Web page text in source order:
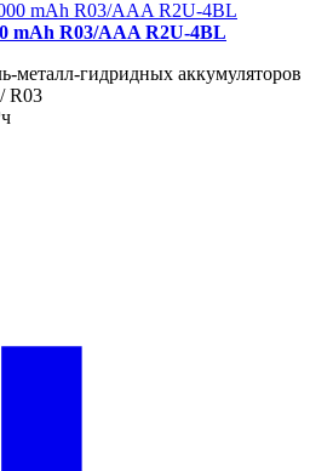
mAh R03/AAA R2U-4BL
металл-гидридных аккумуляторов
R03